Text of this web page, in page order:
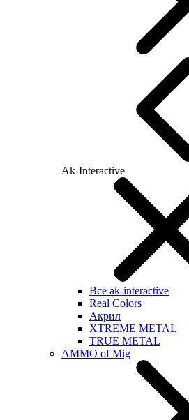
Ak-Interactive
Все ak-interactive
Real Colors
Акрил
XTREME METAL
TRUE METAL
AMMO of Mig